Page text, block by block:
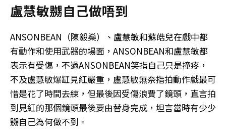
盧慧敏嬲自己做唔到
ANSONBEAN（陳毅燊）、盧慧敏和蘇皓兒在戲中都
有動作和使用武器的場面，ANSONBEAN和盧慧敏都
表示有受傷，不過ANSONBEAN笑指自己只是撞疼，
不及盧慧敏爆缸見紅嚴重，盧慧敏無奈指拍動作戲最可
惜是花了時間去練，但最後因受傷浪費了鏡頭，直言拍
到見紅的那個鏡頭最後要由替身完成，坦言當時有少少
嬲自己為何做不到。